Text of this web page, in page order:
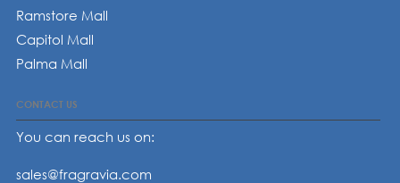
Ramstore Mall
Capitol Mall
Palma Mall
CONTACT US
You can reach us on:
sales@fragravia.com